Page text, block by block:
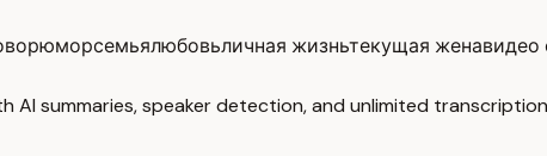
юморсемьялюбовьличная жизньтекущая жена
AI summaries, speaker detection, and unlimited